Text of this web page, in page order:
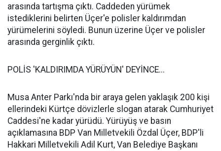
arasında tartışma çıktı. Caddeden yürümek
istediklerini belirten Üçer'e polisler kaldırımdan
yürümelerini söyledi. Bunun üzerine Üçer ve polisler
arasında gerginlik çıktı.
POLİS 'KALDIRIMDA YÜRÜYÜN' DEYİNCE...
Musa Anter Parkı'nda bir araya gelen yaklaşık 200 kişi
ellerindeki Kürtçe dövizlerle slogan atarak Cumhuriyet
Caddesi'ne kadar yürüdü. Yürüyüş ve basın
açıklamasına BDP Van Milletvekili Özdal Üçer, BDP'li
Hakkari Milletvekili Adil Kurt, Van Belediye Başkanı